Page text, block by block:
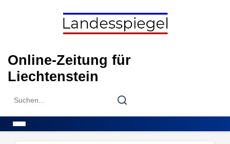
Online-Zeitung für
Liechtenstein
Search
Search